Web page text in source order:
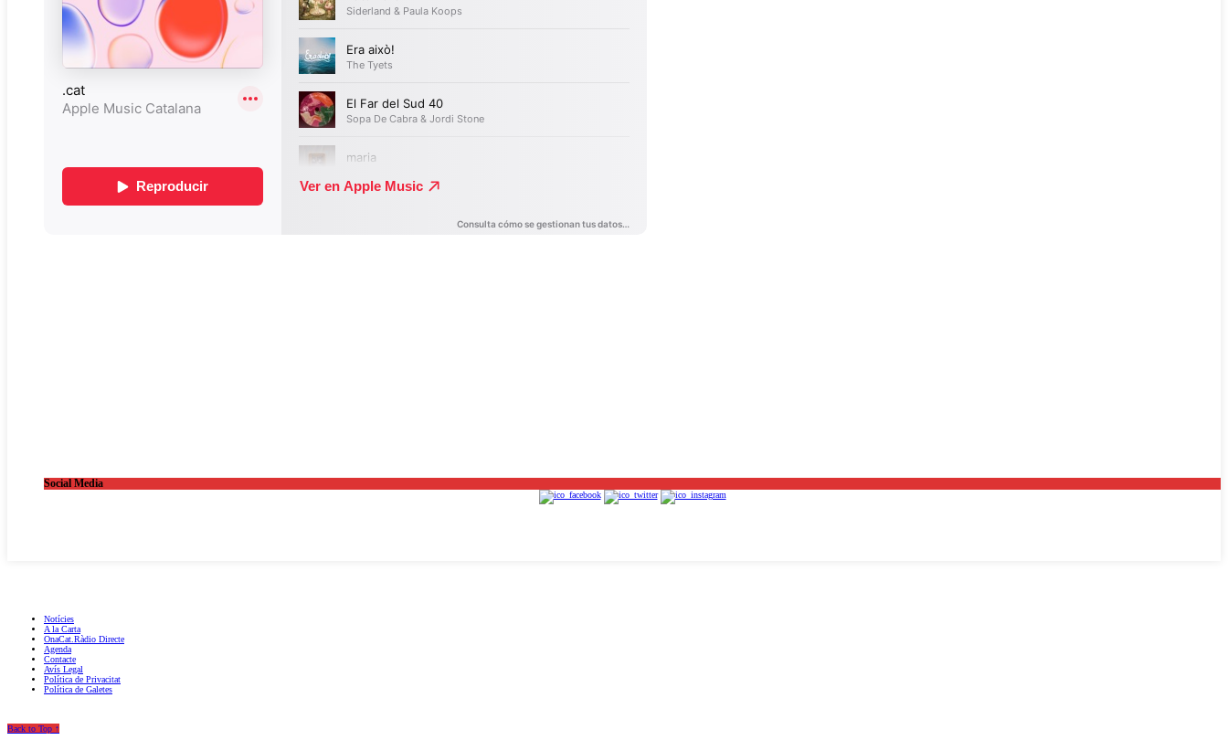
Social Media
Notícies
A la Carta
OnaCat.Ràdio Directe
Agenda
Contacte
Avís Legal
Política de Privacitat
Política de Galetes
Back to Top ↑